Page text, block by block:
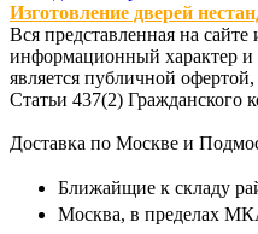
Изготовление дверей
Вся представленная на
информационный характер и
является публичной
Статьи 437(2) Гражданского
Доставка по Москве и
Ближайщие к складу
Москва, в пределах